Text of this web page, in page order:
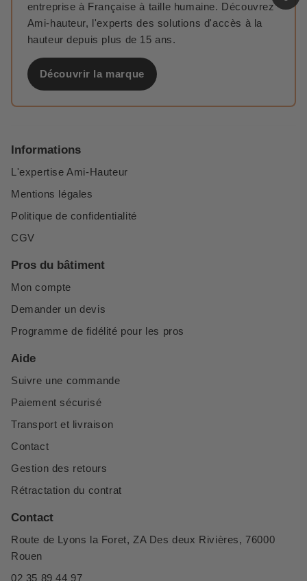
entreprise à Française à taille humaine. Découvrez
Ami-hauteur, l'experts des solutions d'accès à la
hauteur depuis plus de 15 ans.
Découvrir la marque
Informations
L'expertise Ami-Hauteur
Mentions légales
Politique de confidentialité
CGV
Pros du bâtiment
Mon compte
Demander un devis
Programme de fidélité pour les pros
Aide
Suivre une commande
Paiement sécurisé
Transport et livraison
Contact
Gestion des retours
Rétractation du contrat
Contact
Route de Lyons la Foret, ZA Des deux Rivières, 76000
Rouen
02 35 89 44 97